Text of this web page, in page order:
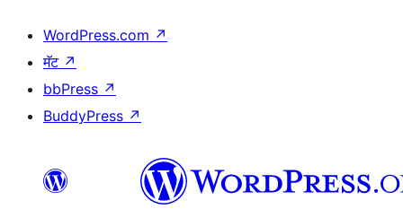
WordPress.com ↗
मॅट ↗
bbPress ↗
BuddyPress ↗